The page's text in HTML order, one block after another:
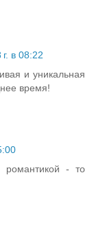
в 08:22
и уникальная
время!
романтикой - то